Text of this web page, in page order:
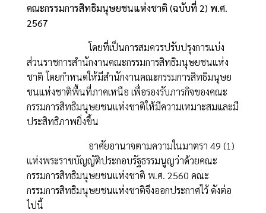
คณะกรรมการสิทธิมนุษยชนแห่งชาติ (ฉบับที่ 2) พ.ศ.
2567
โดยที่เป็นการสมควรปรับปรุงการแบ่ง
ส่วนราชการสำนักงานคณะกรรมการสิทธิมนุษยชนแห่ง
ชาติ โดยกำหนดให้มีสำนักงานคณะกรรมการสิทธิมนุษย
ชนแห่งชาติพื้นที่ภาคเหนือ เพื่อรองรับภารกิจของคณะ
กรรมการสิทธิมนุษยชนแห่งชาติให้มีความเหมาะสมและมี
ประสิทธิภาพยิ่งขึ้น
อาศัยอานาจตามความในมาตรา 49 (1)
แห่งพระราชบัญญัติประกอบรัฐธรรมนูญว่าด้วยคณะ
กรรมการสิทธิมนุษยชนแห่งชาติ พ.ศ. 2560 คณะ
กรรมการสิทธิมนุษยชนแห่งชาติจึงออกประกาศไว้ ดังต่อ
ไปนี้